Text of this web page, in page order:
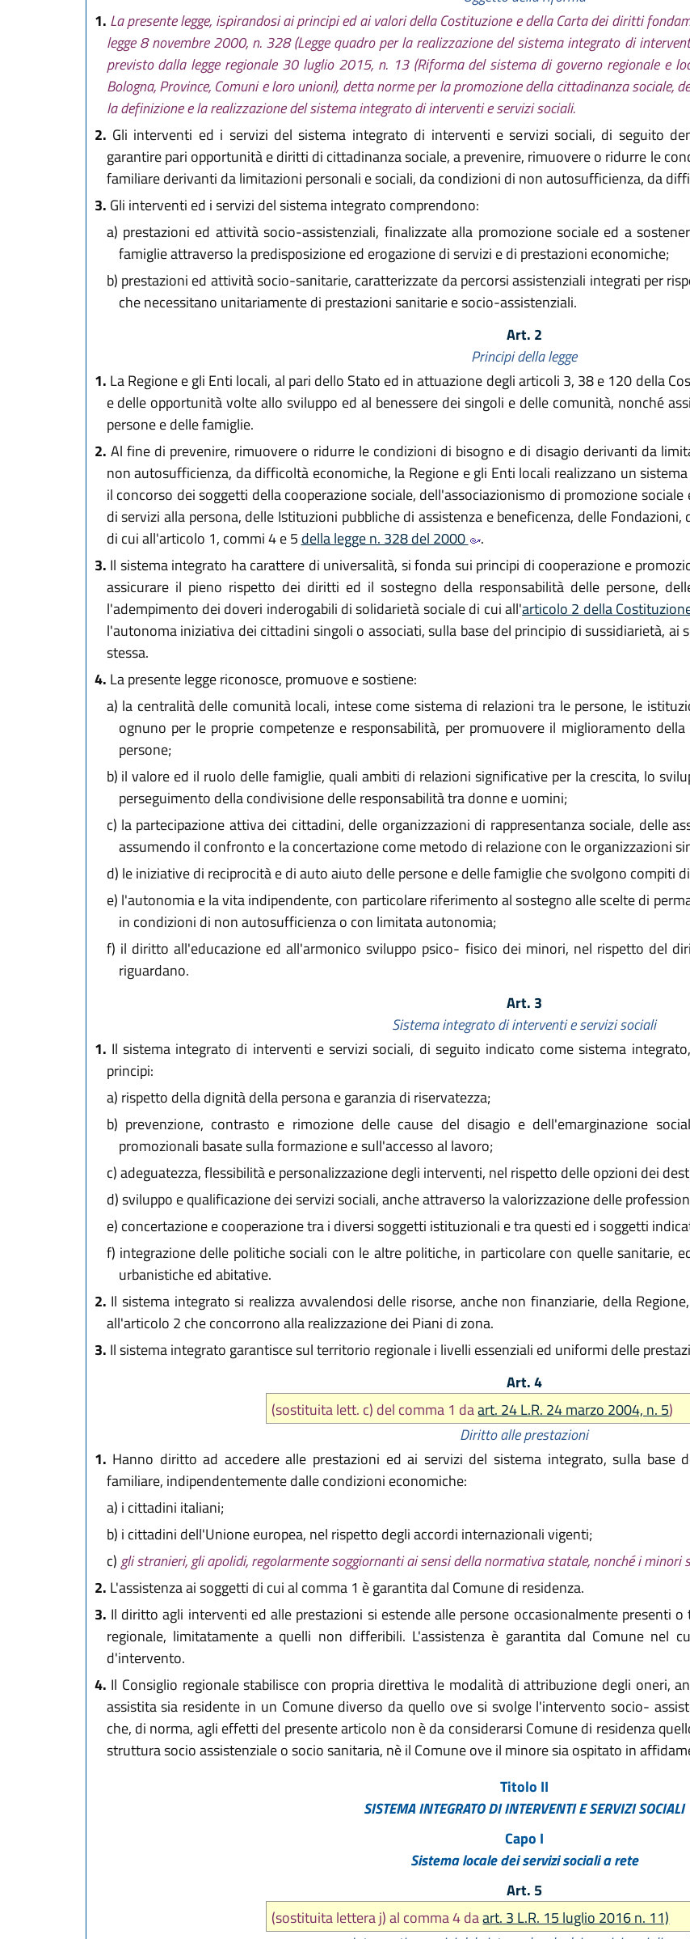
1. La presente legge, ispirandosi ai principi ed ai valori della Costituzione e della Carta dei diritti
legge 8 novembre 2000, n. 328 (Legge quadro per la realizzazione del sistema integrato di
previsto dalla legge regionale 30 luglio 2015, n. 13 (Riforma del sistema di governo regionale e
Bologna, Province, Comuni e loro unioni), detta norme per la promozione della cittadinanza sociale,
la definizione e la realizzazione del sistema integrato di interventi e servizi sociali.
2. Gli interventi ed i servizi del sistema integrato di interventi e servizi sociali, di seguito
garantire pari opportunità e diritti di cittadinanza sociale, a prevenire, rimuovere o ridurre le
familiare derivanti da limitazioni personali e sociali, da condizioni di non autosufficienza, da
3. Gli interventi ed i servizi del sistema integrato comprendono:
a) prestazioni ed attività socio-assistenziali, finalizzate alla promozione sociale ed a
famiglie attraverso la predisposizione ed erogazione di servizi e di prestazioni economiche;
b) prestazioni ed attività socio-sanitarie, caratterizzate da percorsi assistenziali integrati per
che necessitano unitariamente di prestazioni sanitarie e socio-assistenziali.
Art. 2
Principi della legge
1. La Regione e gli Enti locali, al pari dello Stato ed in attuazione degli articoli 3, 38 e 120 della
e delle opportunità volte allo sviluppo ed al benessere dei singoli e delle comunità, nonché
persone e delle famiglie.
2. Al fine di prevenire, rimuovere o ridurre le condizioni di bisogno e di disagio derivanti da
non autosufficienza, da difficoltà economiche, la Regione e gli Enti locali realizzano un
il concorso dei soggetti della cooperazione sociale, dell'associazionismo di promozione
di servizi alla persona, delle Istituzioni pubbliche di assistenza e beneficenza, delle
di cui all'articolo 1, commi 4 e 5 della legge n. 328 del 2000
.
3. Il sistema integrato ha carattere di universalità, si fonda sui principi di cooperazione e
assicurare il pieno rispetto dei diritti ed il sostegno della responsabilità delle persone,
l'adempimento dei doveri inderogabili di solidarietà sociale di cui all'articolo 2 della
l'autonoma iniziativa dei cittadini singoli o associati, sulla base del principio di sussidiarietà, ai
stessa.
4. La presente legge riconosce, promuove e sostiene:
a) la centralità delle comunità locali, intese come sistema di relazioni tra le persone, le
ognuno per le proprie competenze e responsabilità, per promuovere il miglioramento
persone;
b) il valore ed il ruolo delle famiglie, quali ambiti di relazioni significative per la crescita, lo
perseguimento della condivisione delle responsabilità tra donne e uomini;
c) la partecipazione attiva dei cittadini, delle organizzazioni di rappresentanza sociale, delle
assumendo il confronto e la concertazione come metodo di relazione con le organizzazioni
d) le iniziative di reciprocità e di auto aiuto delle persone e delle famiglie che svolgono compiti
e) l'autonomia e la vita indipendente, con particolare riferimento al sostegno alle scelte di
in condizioni di non autosufficienza o con limitata autonomia;
f) il diritto all'educazione ed all'armonico sviluppo psico- fisico dei minori, nel rispetto del
riguardano.
Art. 3
Sistema integrato di interventi e servizi sociali
1. Il sistema integrato di interventi e servizi sociali, di seguito indicato come sistema
principi:
a) rispetto della dignità della persona e garanzia di riservatezza;
b) prevenzione, contrasto e rimozione delle cause del disagio e dell'emarginazione
promozionali basate sulla formazione e sull'accesso al lavoro;
c)adeguatezza, flessibilità e personalizzazione degli interventi, nel rispetto delle opzioni dei
d)sviluppo e qualificazione dei servizi sociali, anche attraverso la valorizzazione delle
e) concertazione e cooperazione tra i diversi soggetti istituzionali e tra questi ed i soggetti
f) integrazione delle politiche sociali con le altre politiche, in particolare con quelle sanitarie,
urbanistiche ed abitative.
2. Il sistema integrato si realizza avvalendosi delle risorse, anche non finanziarie, della
all'articolo 2 che concorrono alla realizzazione dei Piani di zona.
3. Il sistema integrato garantisce sul territorio regionale i livelli essenziali ed uniformi delle
Art. 4
(sostituita lett. c) del comma 1 daart. 24 L.R. 24 marzo 2004, n. 5)
Diritto alle prestazioni
1. Hanno diritto ad accedere alle prestazioni ed ai servizi del sistema integrato, sulla base
familiare, indipendentemente dalle condizioni economiche:
a) i cittadini italiani;
b) i cittadini dell'Unione europea, nel rispetto degli accordi internazionali vigenti;
c)gli stranieri, gli apolidi, regolarmente soggiornanti ai sensi della normativa statale, nonché i minori
2. L'assistenza ai soggetti di cui al comma 1 è garantita dal Comune di residenza.
3. Il diritto agli interventi ed alle prestazioni si estende alle persone occasionalmente presenti
regionale, limitatamente a quelli non differibili. L'assistenza è garantita dal Comune nel
d'intervento.
4. Il Consiglio regionale stabilisce con propria direttiva le modalità di attribuzione degli oneri,
assistita sia residente in un Comune diverso da quello ove si svolge l'intervento socio-
che, di norma, agli effetti del presente articolo non è da considerarsi Comune di residenza
struttura socio assistenziale o socio sanitaria, nè il Comune ove il minore sia ospitato in
Titolo II
SISTEMA INTEGRATO DI INTERVENTI E SERVIZI SOCIALI
Capo I
Sistema locale dei servizi sociali a rete
Art. 5
(sostituita lettera j) al comma 4 daart. 3 L.R. 15 luglio 2016 n. 11)